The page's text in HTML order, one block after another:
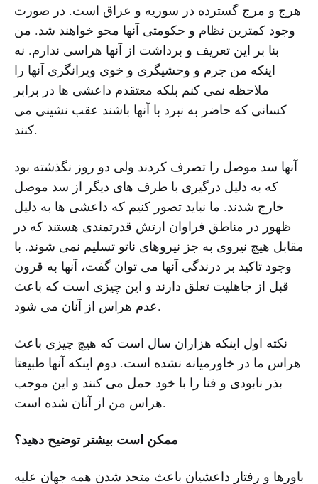
هرج و مرج گسترده در سوریه و عراق است. در صورت
وجود کمترین نظام و حکومتی آنها محو خواهند شد. من
بنا بر این تعریف و برداشت از آنها هراسی ندارم. نه
اینکه من جرم و وحشیگری و خوی ویرانگری آنها را
ملاحظه نمی کنم بلکه معتقدم داعشی ها در برابر
کسانی که حاضر به نبرد با آنها باشند عقب نشینی می
کنند.
آنها سد موصل را تصرف کردند ولی دو روز نگذشته بود
که به دلیل درگیری با طرف های دیگر از سد موصل
خارج شدند. ما نباید تصور کنیم که داعشی ها به دلیل
ظهور در مناطق فراوان ارتش قدرتمندی هستند که در
مقابل هیچ نیروی به جز نیروهای ناتو تسلیم نمی شوند. با
وجود تاکید بر درندگی آنها می توان گفت، آنها به قرون
قبل از جاهلیت تعلق دارند و این چیزی است که باعث
عدم هراس از آنان می شود.
نکته اول اینکه هزاران سال است که هیچ چیزی باعث
هراس ما در خاورمیانه نشده است. دوم اینکه آنها طبیعتا
بذر نابودی و فنا را با خود حمل می کنند و این موجب
هراس من از آنان شده است.
ممکن است بیشتر توضیح دهید؟
باورها و رفتار داعشیان باعث متحد شدن همه جهان علیه